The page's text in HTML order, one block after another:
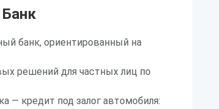
банк, ориентированный на
решений для частных лиц по
— кредит под залог автомобиля: